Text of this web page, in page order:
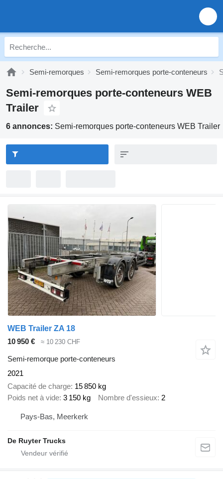
Semi-remorques Semi-remorques porte-conteneurs
Semi-remorques porte-conteneurs WEB
Trailer
6 annonces: Semi-remorques porte-conteneurs WEB Trailer
WEB Trailer ZA 18
10 950 €
≈ 10 230 CHF
Semi-remorque porte-conteneurs
2021
Capacité de charge 15 850 kg
Poids net à vide 3 150 kg Nombre d'essieux 2
Pays-Bas, Meerkerk
De Ruyter Trucks